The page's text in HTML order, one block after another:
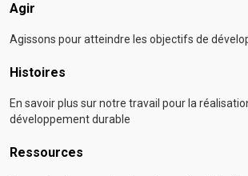
Agir
Agissons pour atteindre les objectifs de
Histoires
En savoir plus sur notre travail pour la
développement durable
Ressources